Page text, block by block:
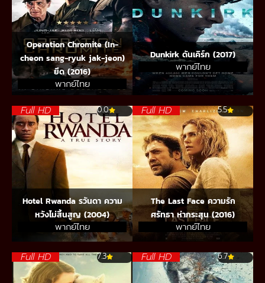
Operation Chromite (In-
cheon sang-ryuk jak-jeon)
ยึด (2016)
พากย์ไทย
Dunkirk ดันเคิร์ก (2017)
พากย์ไทย
Full HD 0.0
Hotel Rwanda รวันดา ความ
หวังไม่สิ้นสูญ (2004)
พากย์ไทย
Full HD 5.5
The Last Face ความรัก
ศรัทธา ห่ากระสุน (2016)
พากย์ไทย
Full HD 7.3 Full HD 6.7